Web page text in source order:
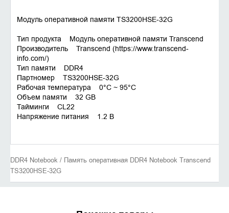
Модуль оперативной памяти TS3200HSE-32G
Тип продукта Модуль оперативной памяти Transcend
Производитель Transcend (https://www.transcend-
info.com/)
Тип памяти DDR4
Партномер TS3200HSE-32G
Рабочая температура 0°C ~ 95°C
Объем памяти 32 GB
Тайминги CL22
Напряжение питания 1.2 В
DDR4 Notebook / Память оперативная DDR4 Notebook Transcend
TS3200HSE-32G